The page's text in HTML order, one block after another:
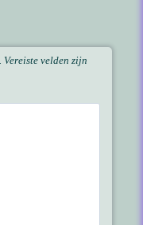
Vereiste velden zijn